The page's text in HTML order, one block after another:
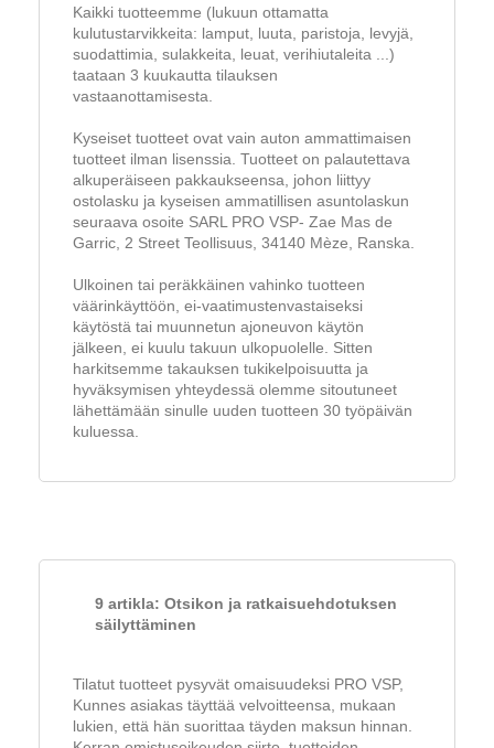
Kaikki tuotteemme (lukuun ottamatta
kulutustarvikkeita: lamput, luuta, paristoja, levyjä,
suodattimia, sulakkeita, leuat, verihiutaleita ...)
taataan 3 kuukautta tilauksen
vastaanottamisesta.
Kyseiset tuotteet ovat vain auton ammattimaisen
tuotteet ilman lisenssia. Tuotteet on palautettava
alkuperäiseen pakkaukseensa, johon liittyy
ostolasku ja kyseisen ammatillisen asuntolaskun
seuraava osoite SARL PRO VSP- Zae Mas de
Garric, 2 Street Teollisuus, 34140 Mèze, Ranska.
Ulkoinen tai peräkkäinen vahinko tuotteen
väärinkäyttöön, ei-vaatimustenvastaiseksi
käytöstä tai muunnetun ajoneuvon käytön
jälkeen, ei kuulu takuun ulkopuolelle. Sitten
harkitsemme takauksen tukikelpoisuutta ja
hyväksymisen yhteydessä olemme sitoutuneet
lähettämään sinulle uuden tuotteen 30 työpäivän
kuluessa.
9 artikla: Otsikon ja ratkaisuehdotuksen
säilyttäminen
Tilatut tuotteet pysyvät omaisuudeksi PRO VSP,
Kunnes asiakas täyttää velvoitteensa, mukaan
lukien, että hän suorittaa täyden maksun hinnan.